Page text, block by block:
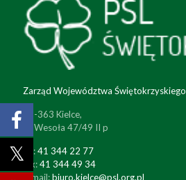
Zarząd Województwa Świętokrzyskiego
25-363 Kielce,
ul. Wesoła 47/49 II p
tel:41 344 22 77
fax:41 344 49 34
e-mail:biuro.kielce@psl.org.pl